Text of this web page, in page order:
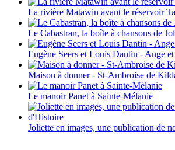
La rivière Matawin avant le réservoir
Le Cabastran, la boîte à chansons de
Eugène Seers et Louis Dantin - Ange
Maison à donner - St-Ambroise de
Le manoir Panet à Sainte-Mélanie
Joliette en images, une publication de